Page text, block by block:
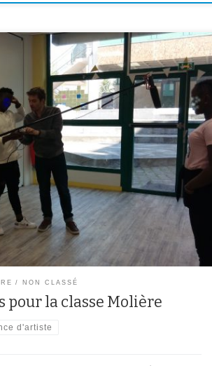
les élèves de la classe Molière ont inventé une
celle de Lewis Caroll. Cette histoire ne sera
les élèves ont produit et capturé les sons de
NON CLASSÉ
pour la classe Molière
d'artiste